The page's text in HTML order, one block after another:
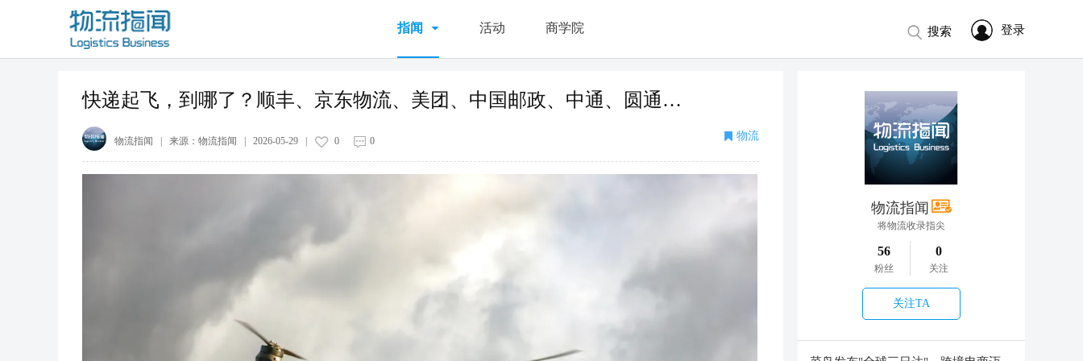
指闻 活动 商学院 登录
搜索
物流指闻
将物流收录指尖
56
粉丝
0
关注
关注TA
快递起飞，到哪了？顺丰、京东物流、美团、中国邮政、中通、圆通…
物流指闻 | 来源： 物流指闻 2026-05-29 0 0 物流